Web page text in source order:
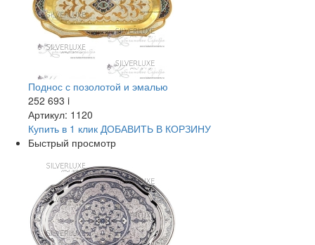
Поднос с позолотой и эмалью
252 693 i
Артикул: 1120
Купить в 1 клик ДОБАВИТЬ В КОРЗИНУ
Быстрый просмотр